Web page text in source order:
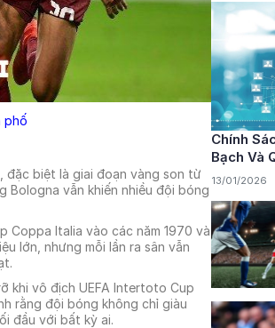
phố
đặc biệt là giai đoạn vàng son từ
Bologna vẫn khiến nhiều đội bóng
Coppa Italia vào các năm 1970 và
lớn, nhưng mỗi lần ra sân vẫn
khi vô địch UEFA Intertoto Cup
rằng đội bóng không chỉ giàu
đầu với bất kỳ ai.
Chính
Bạch Và
13/01/2026